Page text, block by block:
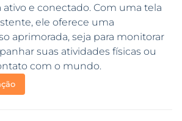
ativo e conectado. Com uma tela
ele oferece uma
aprimorada, seja para monitorar
suas atividades físicas ou
com o mundo.